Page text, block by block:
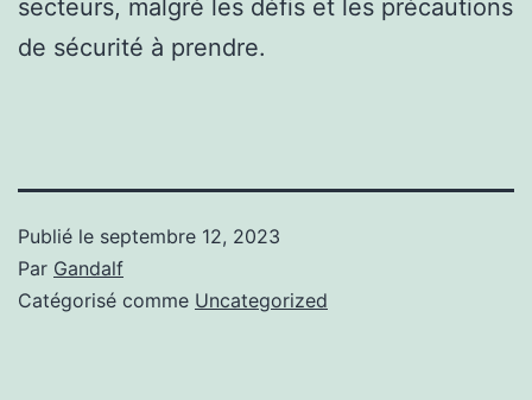
secteurs, malgré les défis et les précautions
de sécurité à prendre.
Publié le septembre 12, 2023
Par Gandalf
Catégorisé comme Uncategorized